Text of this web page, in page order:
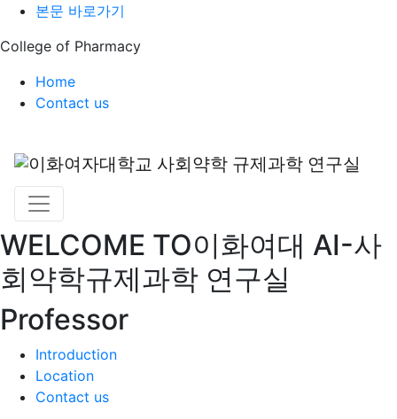
본문 바로가기
College of Pharmacy
Home
Contact us
WELCOME TO이화여대 AI-사
회약학규제과학 연구실
Professor
Introduction
Location
Contact us